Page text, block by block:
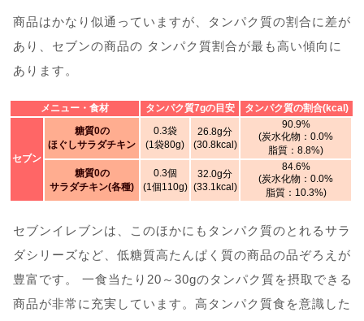
商品はかなり似通っていますが、タンパク質の割合に差が
あり、セブンの商品の タンパク質割合が最も高い傾向に
あります。
メニュー・食材 タンパク質7gの目安 タンパク質の割合(kcal)
セブン
糖質0の
ほぐしサラダチキン
0.3袋
(1袋80g)
26.8g分
(30.8kcal)
90.9%
(炭水化物：0.0%
脂質：8.8%)
糖質0の
サラダチキン(各種)
0.3個
(1個110g)
32.0g分
(33.1kcal)
84.6%
(炭水化物：0.0%
脂質：10.3%)
セブンイレブンは、このほかにもタンパク質のとれるサラ
ダシリーズなど、低糖質高たんぱく質の商品の品ぞろえが
豊富です。 一食当たり20～30gのタンパク質を摂取できる
商品が非常に充実しています。高タンパク質食を意識した